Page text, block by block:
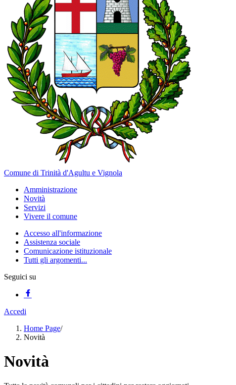
Comune di Trinità d'Agultu e Vignola
Amministrazione
Novità
Servizi
Vivere il comune
Accesso all'informazione
Assistenza sociale
Comunicazione istituzionale
Tutti gli argomenti...
Seguici su
Accedi
Home Page/
Novità
Novità